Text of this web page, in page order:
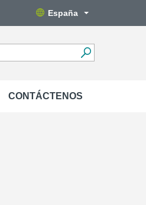
España
CONTÁCTENOS